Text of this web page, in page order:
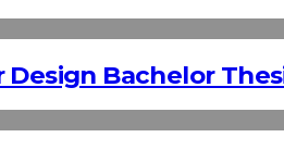
Design Bachelor